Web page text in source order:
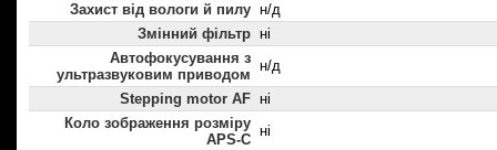
Захист від вологи й пилу н/д
Змінний фільтр ні
Автофокусування з
ультразвуковим приводом
н/д
Stepping motor AF ні
Коло зображення розміру
APS-C
ні